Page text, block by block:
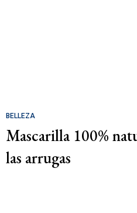
BELLEZA
Mascarilla 100%
las arrugas